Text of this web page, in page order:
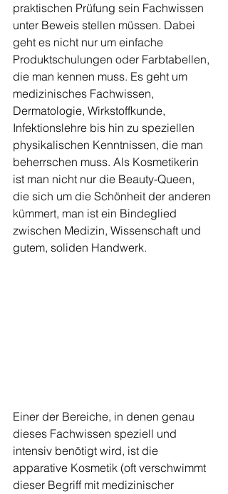
praktischen Prüfung sein Fachwissen
unter Beweis stellen müssen. Dabei
geht es nicht nur um einfache
Produktschulungen oder Farbtabellen,
die man kennen muss. Es geht um
medizinisches Fachwissen,
Dermatologie, Wirkstoffkunde,
Infektionslehre bis hin zu speziellen
physikalischen Kenntnissen, die man
beherrschen muss. Als Kosmetikerin
ist man nicht nur die Beauty-Queen,
die sich um die Schönheit der anderen
kümmert, man ist ein Bindeglied
zwischen Medizin, Wissenschaft und
gutem, soliden Handwerk.
Einer der Bereiche, in denen genau
dieses Fachwissen speziell und
intensiv benötigt wird, ist die
apparative Kosmetik (oft verschwimmt
dieser Begriff mit medizinischer